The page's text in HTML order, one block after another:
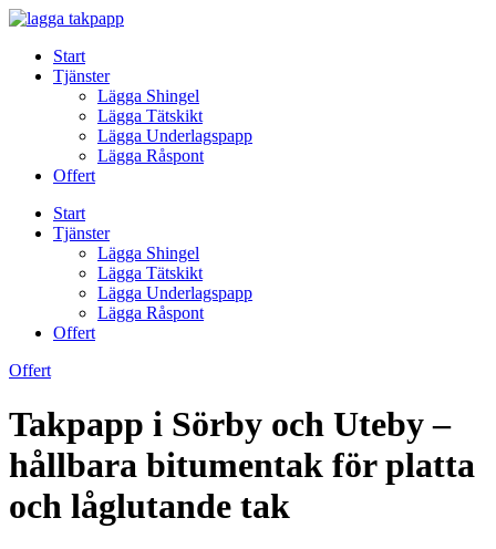
Skip
contentStart
Tjänster
Lägga Shingel
Lägga Tätskikt
Lägga Underlagspapp
Lägga Råspont
Offert
Start
Tjänster
Lägga Shingel
Lägga Tätskikt
Lägga Underlagspapp
Lägga Råspont
Offert
Offert
Takpapp i Sörby och Uteby –
hållbara bitumentak för platta
och låglutande tak